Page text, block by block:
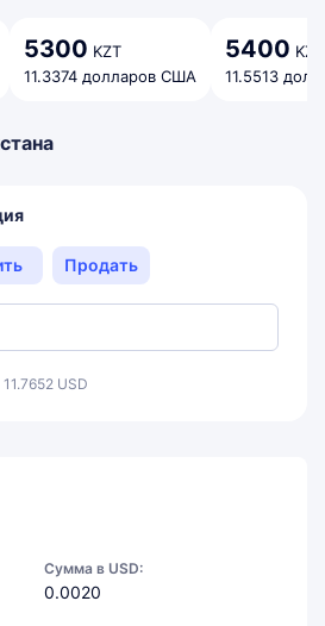
5300 KZT
11.3374 долларов США
5400 KZT
11.5513
Продать
USD
Сумма в USD:
0.0020